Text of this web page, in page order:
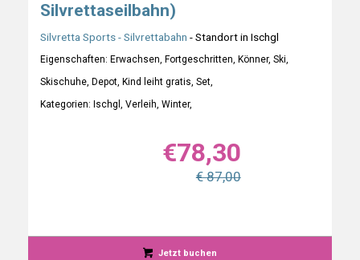
Silvrettaseilbahn)
Silvretta Sports - Silvrettabahn - Standort in Ischgl
Eigenschaften: Erwachsen, Fortgeschritten, Könner, Ski,
Skischuhe, Depot, Kind leiht gratis, Set,
Kategorien: Ischgl, Verleih, Winter,
€78,30
€ 87,00
Jetzt buchen